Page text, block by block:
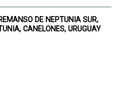
DE NEPTUNIA SUR,
CANELONES, URUGUAY